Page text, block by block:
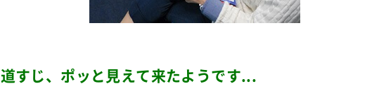
道すじ、ポッと見えて来たようです...